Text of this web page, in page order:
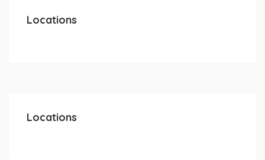
Locations
Locations